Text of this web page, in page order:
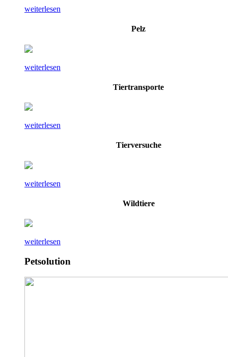
weiterlesen
Pelz
weiterlesen
Tiertransporte
weiterlesen
Tierversuche
weiterlesen
Wildtiere
weiterlesen
Petsolution